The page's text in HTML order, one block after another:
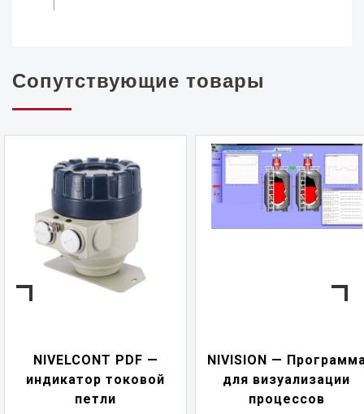
Сопутствующие товары
NIVELCONT PDF —
индикатор токовой
петли
NIVISION —
для визуализации
процессов